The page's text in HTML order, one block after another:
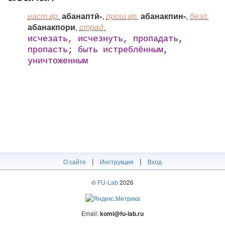
наст.вр. абанаптӣ-, прош.вр. абанакпин-, безл.
абанакпори, страд.
исчезать, исчезнуть, пропадать,
пропасть; быть истреблённым,
уничтоженным
О сайте | Инструкция | Вход
© FU-Lab2026
Email:komi@fu-lab.ru